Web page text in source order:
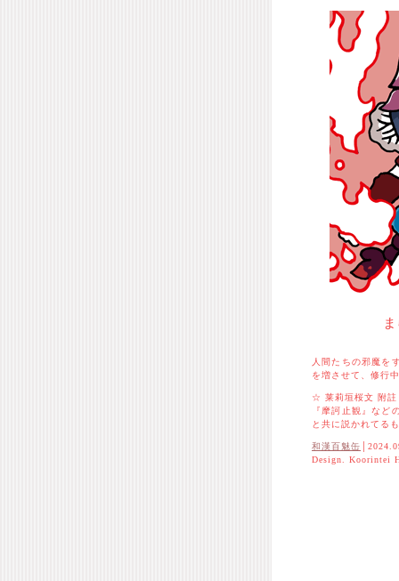
人間たちの邪魔を
を増させて、修行
☆ 莱莉垣桜文 附註
『摩訶止観』など
と共に説かれてる
和漢百魅缶
Design. Koorintei